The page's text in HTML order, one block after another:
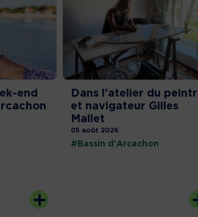
end
Dans l’atelier du
et navigateur Gilles
Mallet
05 août 2026
#Bassin d'Arcachon